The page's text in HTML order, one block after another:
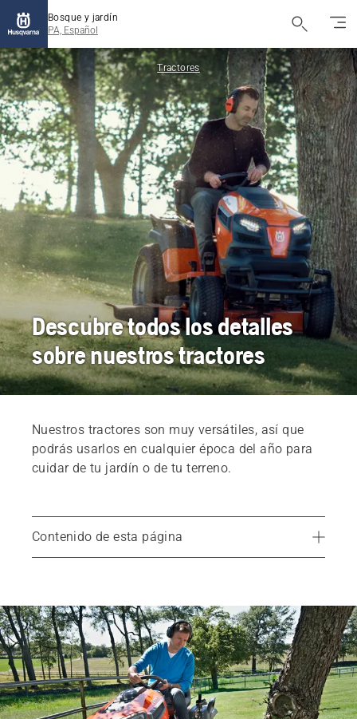
Bosque y jardín
PA, Español
Tractores
Descubre todos los detalles
sobre nuestros tractores
Nuestros tractores son muy versátiles, así que
podrás usarlos en cualquier época del año para
cuidar de tu jardín o de tu terreno.
Contenido de esta página
Productos recomendados
Servicios
Repuestos y accesorios
Encuentra tu distribuidor local